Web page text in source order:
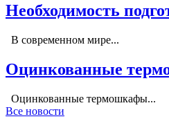
Необходимость
В современном мире...
Оцинкованные
Оцинкованные термошкафы...
Все новости